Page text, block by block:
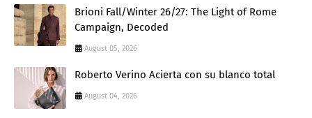
Brioni Fall/Winter 26/27: The Light of Rome
Campaign, Decoded
August 05, 2026
Roberto Verino Acierta con su blanco total
August 04, 2026